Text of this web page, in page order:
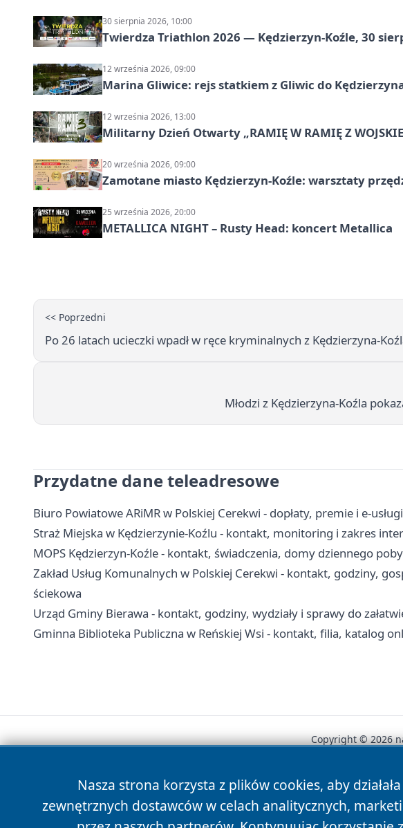
30 sierpnia 2026, 10:00
Twierdza Triathlon 2026 — Kędzierzyn-Koźle, 30
12 września 2026, 09:00
Marina Gliwice: rejs statkiem z Gliwic do
12 września 2026, 13:00
Militarny Dzień Otwarty „RAMIĘ W RAMIĘ Z
20 września 2026, 09:00
Zamotane miasto Kędzierzyn-Koźle: warsztaty
25 września 2026, 20:00
METALLICA NIGHT – Rusty Head: koncert Metallica
<< Poprzedni
Po 26 latach ucieczki wpadł w ręce kryminalnych z Kędzierzyna-
Młodzi z Kędzierzyna-Koźla
Przydatne dane teleadresowe
Biuro Powiatowe ARiMR w Polskiej Cerekwi - dopłaty, premie i e-
Straż Miejska w Kędzierzynie-Koźlu - kontakt, monitoring i zakres
MOPS Kędzierzyn-Koźle - kontakt, świadczenia, domy dziennego
Zakład Usług Komunalnych w Polskiej Cerekwi - kontakt, godziny,
ściekowa
Urząd Gminy Bierawa - kontakt, godziny, wydziały i sprawy do
Gminna Biblioteka Publiczna w Reńskiej Wsi - kontakt, filia, katalog
Nasza strona korzysta z plików cookies, aby
zewnętrznych dostawców w celach analitycznych,
Copyright © 2026
News Autorzy